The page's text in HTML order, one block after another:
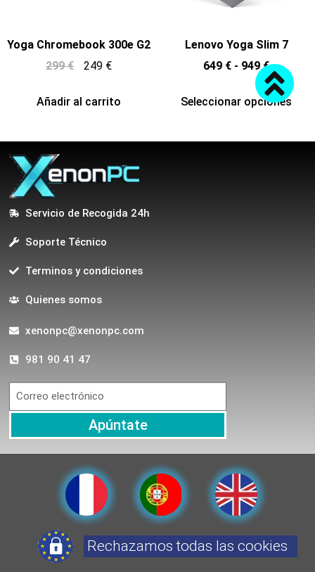
Yoga Chromebook 300e G2
299€ 249 €
Añadir al carrito
Lenovo Yoga Slim 7
649 € - 949€
Seleccionar opciones
Servicio de Recogida 24h
Soporte Técnico
Terminos y condiciones
Quienes somos
xenonpc@xenonpc.com
981 90 41 47
Apúntate
Rechazamos todas las cookies